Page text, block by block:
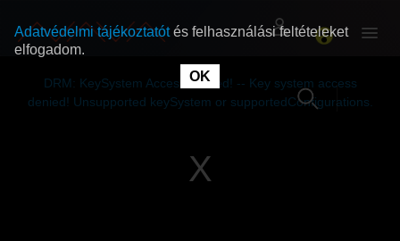
RÓLUNK
RÓLUNK
DRM: KeySystem Access Denied! -- Key system access
denied! Unsupported keySystem or supportedConfigurations.
Adatvédelmi tájékoztatótés felhasználási feltételeket
elfogadom.
OK